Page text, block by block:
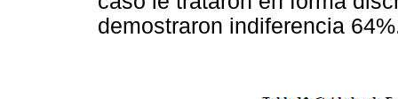
demostraron indiferencia